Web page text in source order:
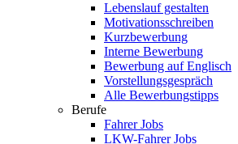
Lebenslauf gestalten
Motivationsschreiben
Kurzbewerbung
Interne Bewerbung
Bewerbung auf Englisch
Vorstellungsgespräch
Alle Bewerbungstipps
Berufe
Fahrer Jobs
LKW-Fahrer Jobs